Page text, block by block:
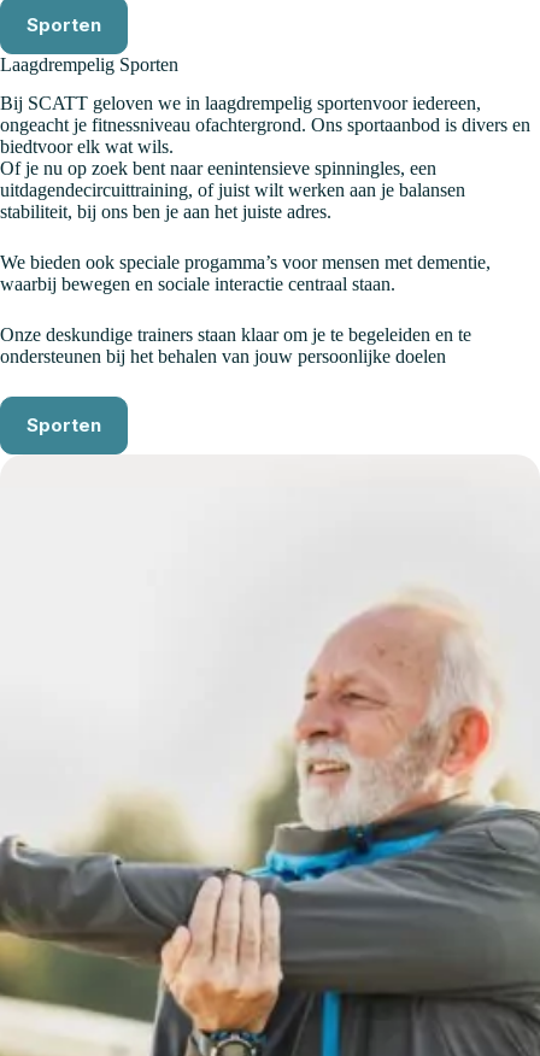
Sporten
Laagdrempelig Sporten
Bij SCATT geloven we in laagdrempelig sportenvoor iedereen,
ongeacht je fitnessniveau ofachtergrond. Ons sportaanbod is divers en
biedtvoor elk wat wils.
Of je nu op zoek bent naar eenintensieve spinningles, een
uitdagendecircuittraining, of juist wilt werken aan je balansen
stabiliteit, bij ons ben je aan het juiste adres.
We bieden ook speciale progamma’s voor mensen met dementie,
waarbij bewegen en sociale interactie centraal staan.
Onze deskundige trainers staan klaar om je te begeleiden en te
ondersteunen bij het behalen van jouw persoonlijke doelen
Sporten